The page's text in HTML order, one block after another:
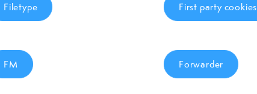
Filetype First party cookies
FM Forwarder